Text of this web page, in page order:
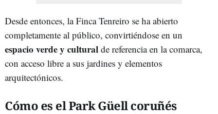
Desde entonces, la Finca Tenreiro se ha abierto
completamente al público, convirtiéndose en un
espacio verde y cultural de referencia en la comarca,
con acceso libre a sus jardines y elementos
arquitectónicos.
Cómo es el Park Güell coruñés